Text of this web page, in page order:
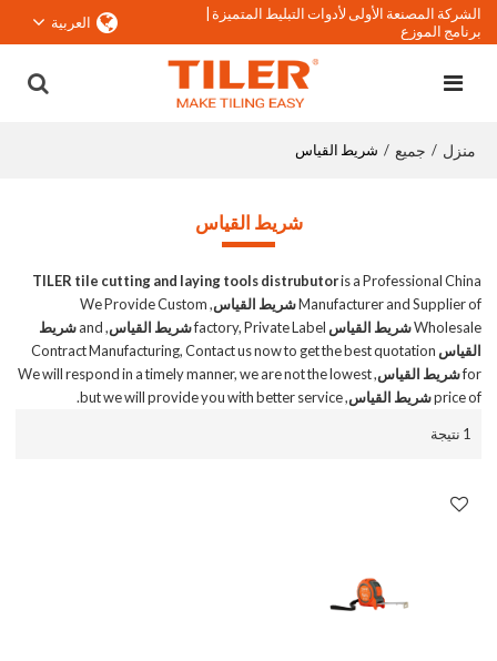
الشركة المصنعة الأولى لأدوات التبليط المتميزة |
برنامج الموزع
العربية
منزل / جميع / شريط القياس
شريط القياس
TILER tile cutting and laying tools distrubutoris a Professional China
Manufacturer and Supplier ofشريط القياس , We Provide Custom
Wholesaleشريط القياس شريط القياس, and
شريط
القياس Contract Manufacturing, Contact us now to get the best quotation
forشريط القياس , We will respond in a timely manner, we are not the lowest
price ofشريط القياس, but we will provide you with better service.
1 نتيجة